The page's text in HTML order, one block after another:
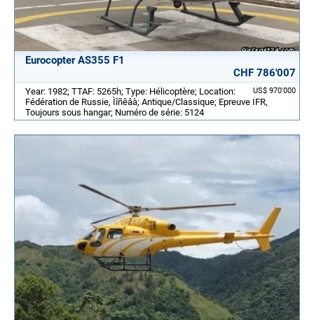
Eurocopter AS355 F1
CHF 786'007
US$ 970'000
Year: 1982; TTAF: 5265h; Type: Hélicoptère; Location:
Fédération de Russie, Ìîñêâà; Antique/Classique; Epreuve IFR,
Toujours sous hangar; Numéro de série: 5124